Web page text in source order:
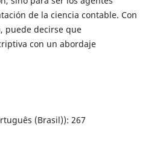
de la ciencia contable. Con
puede decirse que
con un abordaje
(Brasil)): 267